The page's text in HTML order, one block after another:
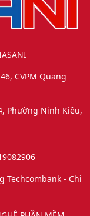
CVPM Quang
Phường Ninh Kiều,
Techcombank - Chi